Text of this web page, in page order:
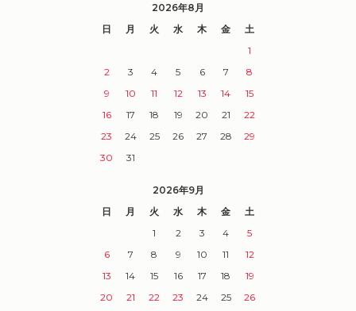
2026年8月
日
月 火 水 木 金
土
1
2
3 4 5 6 7
8
9
10 11 12 13 14
15
16
17 18 19 20 21
22
23
24 25 26 27 28
29
30
31
2026年9月
日
月 火 水 木 金
土
1
2 3 4
5
6
7 8 9 10 11
12
13
14 15 16 17 18
19
20
21 22 23 24 25
26